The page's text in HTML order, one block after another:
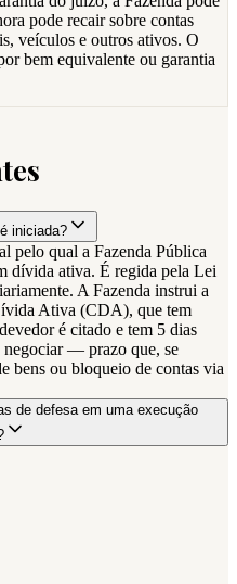
pode recair sobre contas
veículos e outros ativos. O
bem equivalente ou garantia
iniciada?
pelo qual a Fazenda Pública
dívida ativa. É regida pela Lei
A Fazenda instrui a
Ativa (CDA), que tem
é citado e tem 5 dias
negociar — prazo que, se
bens ou bloqueio de contas via
de defesa em uma execução